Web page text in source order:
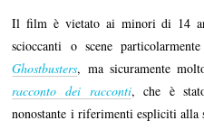
Il film è vietato ai minori di 14
scioccanti o scene
Ghostbusters, ma sicuramente
racconto dei racconti, che è
nonostante i riferimenti espliciti alla